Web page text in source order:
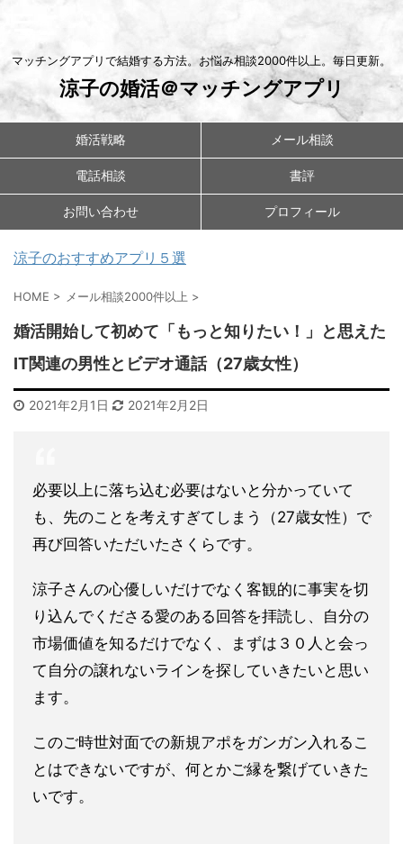
マッチングアプリで結婚する方法。お悩み相談2000件以上。毎日更新。
涼子の婚活＠マッチングアプリ
婚活戦略 メール相談
電話相談 書評
お問い合わせ プロフィール
涼子のおすすめアプリ５選
HOME > メール相談2000件以上 >
婚活開始して初めて「もっと知りたい！」と思えた
IT関連の男性とビデオ通話（27歳女性）
2021年2月1日 2021年2月2日
必要以上に落ち込む必要はないと分かっていて
も、先のことを考え すぎてしまう（27歳女性）で
再び回答いただいたさくらです。
涼子さんの心優しいだけでなく客観的に事実を切
り込んでくださる愛のある回答を拝読し、自分の
市場価値を知るだけでなく、まずは ３０人と会っ
て自分の譲れないラインを探していきたいと思い
ます。
このご時世対面での新規アポをガンガン入れるこ
とはできないですが、何とかご縁を繋げていきた
いです。